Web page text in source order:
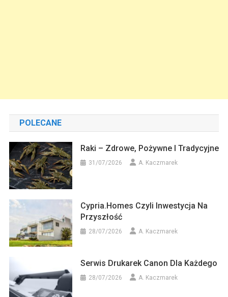
POLECANE
Raki – Zdrowe, Pożywne I Tradycyjne
31/07/2026 A. Kaczmarek
Cypria.homes Czyli Inwestycja Na
Przyszłość
28/07/2026 A. Kaczmarek
Serwis Drukarek Canon Dla Każdego
28/07/2026 A. Kaczmarek